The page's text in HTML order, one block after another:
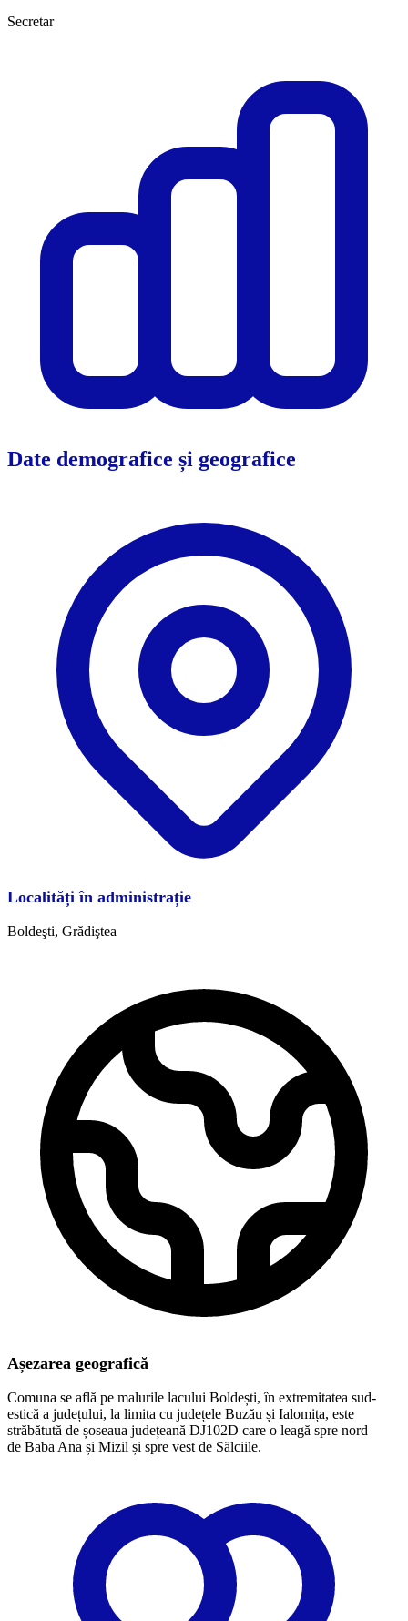
Secretar
Date demografice și geografice
Localități în administrație
Boldeşti, Grădiştea
Așezarea geografică
Comuna se află pe malurile lacului Boldești, în extremitatea sud-
estică a județului, la limita cu județele Buzău și Ialomița, este
străbătută de șoseaua județeană DJ102D care o leagă spre nord
de Baba Ana și Mizil și spre vest de Sălciile.